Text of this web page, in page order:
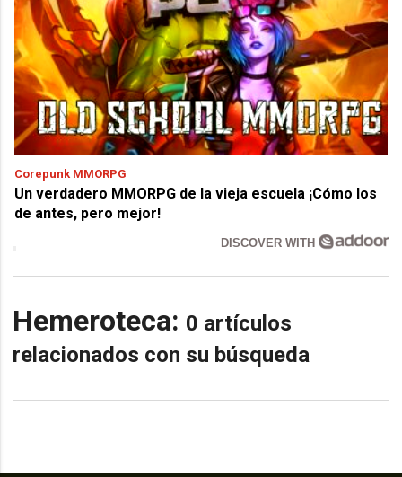
Corepunk MMORPG
Un verdadero MMORPG de la vieja escuela ¡Cómo los
de antes, pero mejor!
DISCOVER WITH
Hemeroteca: 0 artículos
relacionados con su búsqueda